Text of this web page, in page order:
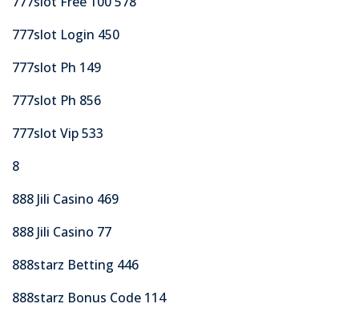
777slot Login 450
777slot Ph 149
777slot Ph 856
777slot Vip 533
8
888 Jili Casino 469
888 Jili Casino 77
888starz Betting 446
888starz Bonus Code 114